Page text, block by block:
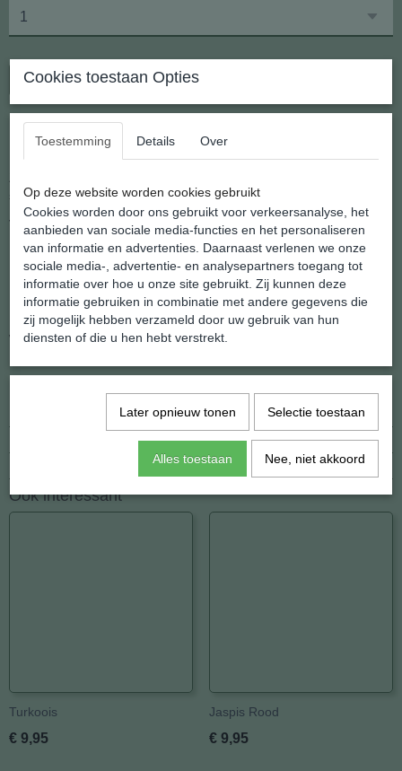
In winkelwagen
steen.
Verkrijgbaar in 15 steensoorten.
Makkelijk te dragen voor jong en oud.
Diameter: 2 cm.
Bestel nu.....
Wij doen er een zwart koordje bij om direct te kunnen dragen.
8720195863052
6,00 g
20 x 20 x 6 mm
Ook interessant
Turkoois
€ 9,95
Jaspis Rood
€ 9,95
Cookies toestaan Opties
Toestemming Details Over
Op deze website worden cookies gebruikt
Cookies worden door ons gebruikt voor verkeersanalyse, het
aanbieden van sociale media-functies en het personaliseren
van informatie en advertenties. Daarnaast verlenen we onze
sociale media-, advertentie- en analysepartners toegang tot
informatie over hoe u onze site gebruikt. Zij kunnen deze
informatie gebruiken in combinatie met andere gegevens die
zij mogelijk hebben verzameld door uw gebruik van hun
diensten of die u hen hebt verstrekt.
Later opnieuw tonen Selectie toestaan
Alles toestaan Nee, niet akkoord